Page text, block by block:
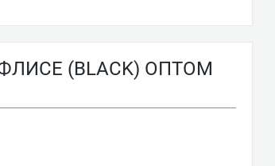
(BLACK) ОПТОМ